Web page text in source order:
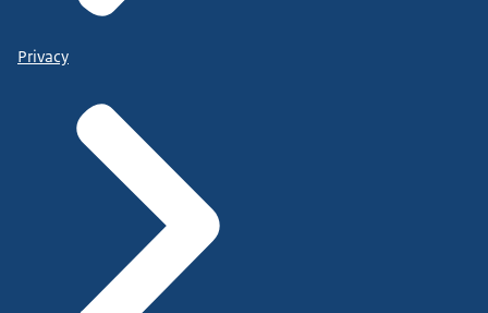
Privacy